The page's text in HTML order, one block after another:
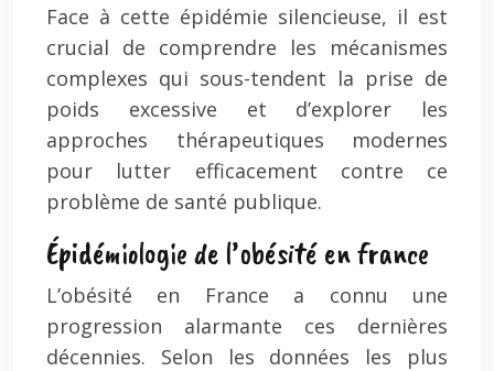
Face à cette épidémie silencieuse, il est
crucial de comprendre les mécanismes
complexes qui sous-tendent la prise de
poids excessive et d’explorer les
approches thérapeutiques modernes
pour lutter efficacement contre ce
problème de santé publique.
Épidémiologie de l’obésité en france
L’obésité en France a connu une
progression alarmante ces dernières
décennies. Selon les données les plus